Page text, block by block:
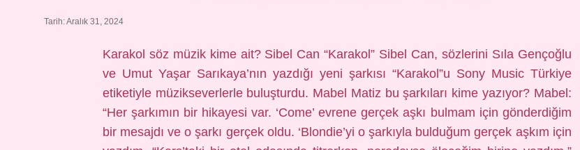
Tarih: Aralık 31, 2024
Karakol söz müzik kime ait? Sibel Can “Karakol” Sibel Can, sözlerini Sıla Gençoğlu
ve Umut Yaşar Sarıkaya’nın yazdığı yeni şarkısı “Karakol”u Sony Music Türkiye
etiketiyle müzikseverlerle buluşturdu. Mabel Matiz bu şarkıları kime yazıyor? Mabel:
“Her şarkımın bir hikayesi var. ‘Come’ evrene gerçek aşkı bulmam için gönderdiğim
bir mesajdı ve o şarkı gerçek oldu. ‘Blondie’yi o şarkıyla bulduğum gerçek aşkım için